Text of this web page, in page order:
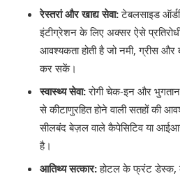
रेस्तरां और खाद्य सेवा:टेबलसाइड
इंटीग्रेशन के लिए अक्सर ऐसे
आवश्यकता होती है जो नमी, ग्रीस
कर सकें।
स्वास्थ्य सेवा:रोगी चेक-इन और
से कीटाणुरहित होने वाली सतहों की
सीलबंद बेज़ल वाले कैपेसिटिव या आईआर
है।
आतिथ्य सत्कार:होटल के फ्रंट डेस्क,